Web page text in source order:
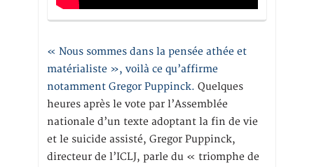
« Nous sommes dans la pensée athée et
matérialiste », voilà ce qu’affirme
notamment Gregor Puppinck. Quelques
heures après le vote par l’Assemblée
nationale d’un texte adoptant la fin de vie
et le suicide assisté, Gregor Puppinck,
directeur de l’ICLJ, parle du « triomphe de